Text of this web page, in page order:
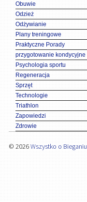
Obuwie
Odzież
Odżywianie
Plany treningowe
Praktyczne Porady
przygotowanie kondycyjne
Psychologia sportu
Regeneracja
Sprzęt
Technologie
Triathlon
Zapowiedzi
Zdrowie
© 2026Wszystko o Bieganiu